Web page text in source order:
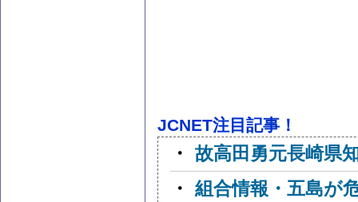
JCNET注目記事！
・ 故高田勇元長崎県
・ 組合情報・五島が